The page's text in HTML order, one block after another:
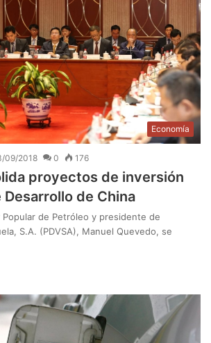
Economía
09/2018 0 176
proyectos de inversión
de China
Popular de Petróleo y presidente de
S.A. (PDVSA), Manuel Quevedo, se